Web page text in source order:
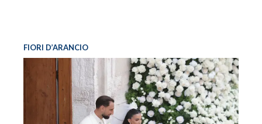
FIORI D’ARANCIO